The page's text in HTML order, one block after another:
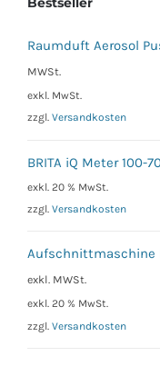
Raumduft Aerosol
MWSt.
exkl. MwSt.
zzgl. Versandkosten
BRITA iQ Meter 100-
exkl. 20 % MwSt.
zzgl. Versandkosten
Aufschnittmaschine
exkl. MWSt.
exkl. 20 % MwSt.
zzgl. Versandkosten